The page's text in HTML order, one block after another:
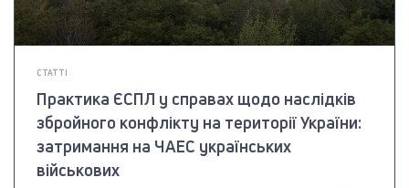
СТАТТІ
Практика ЄСПЛ у справах щодо наслідків
збройного конфлікту на території України:
затримання на ЧАЕС українських
військових